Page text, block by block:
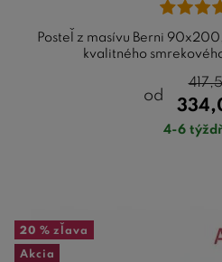
Posteľ z masívu Berni
kvalitného
od
4-6
20 % zľava
Akcia